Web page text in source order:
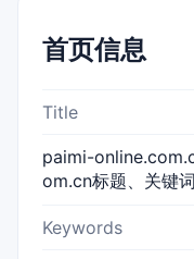
首页信息
Title
paimi-
om.cn标题、关键
Keywords